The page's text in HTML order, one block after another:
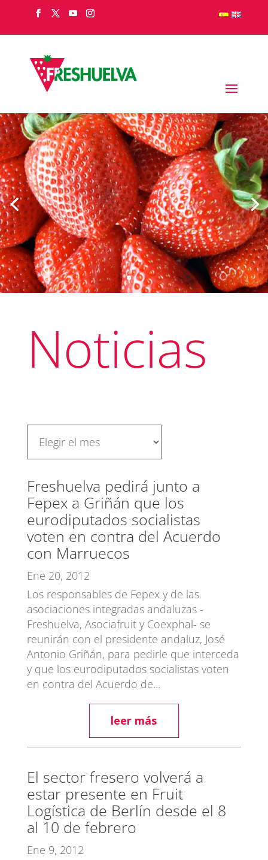
Noticias
Freshuelva pedirá junto a
Fepex a Griñán que los
eurodiputados socialistas
voten en contra del Acuerdo
con Marruecos
Ene 20, 2012
Los responsables de Fepex y de las
asociaciones integradas andaluzas -
Freshuelva, Asociafruit y Coexphal- se
reunirán con el presidente andaluz, José
Antonio Griñán, para pedirle que interceda
y que los eurodiputados socialistas voten
en contra del Acuerdo de...
leer más
El sector fresero volverá a
estar presente en Fruit
Logística de Berlín desde el 8
al 10 de febrero
Ene 9, 2012